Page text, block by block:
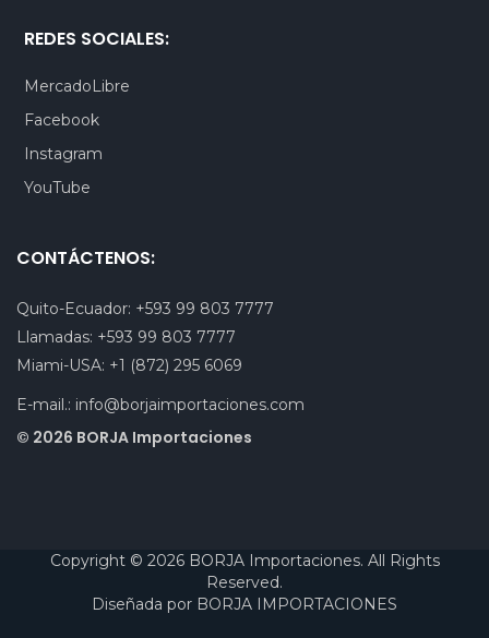
REDES SOCIALES:
MercadoLibre
Facebook
Instagram
YouTube
CONTÁCTENOS:
Quito-Ecuador: +593 99 803 7777
Llamadas: +593 99 803 7777
Miami-USA: +1 (872) 295 6069
E-mail.: info@borjaimportaciones.com
© 2026 BORJA Importaciones
Copyright © 2026 BORJA Importaciones. All Rights
Reserved.
Diseñada por BORJA IMPORTACIONES